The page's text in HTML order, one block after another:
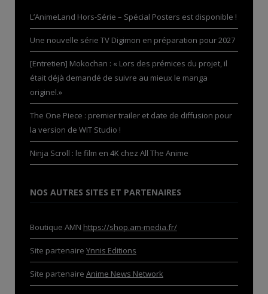
L’AnimeLand Hors-Série – Spécial Posters est disponible !
Une nouvelle série TV Digimon en préparation pour 2027
[Entretien] Mokochan : « Lors des prémices du projet, il
était déjà demandé de suivre au mieux le manga
originel.»
The One Piece : premier trailer et date de diffusion pour
la version de WIT Studio !
Ninja Scroll : le film en 4K chez All The Anime
NOS AUTRES SITES ET PARTENAIRES
Boutique AMN https://shop.am-media.fr/
Site partenaire Ynnis Editions
Site partenaire Anime News Network